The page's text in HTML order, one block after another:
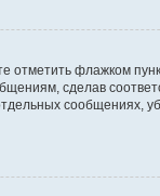
отметить флажком
сделав
сообщениях,